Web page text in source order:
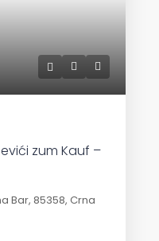
zum Kauf –
Bar, 85358, Crna